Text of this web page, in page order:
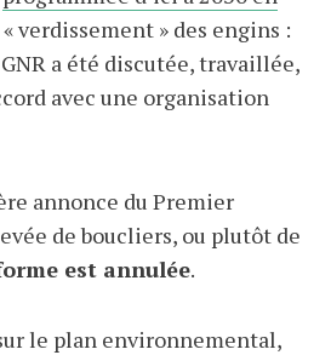
« verdissement » des engins :
a été discutée, travaillée,
avec une organisation
annonce du Premier
de boucliers, ou plutôt de
est annulée.
le plan environnemental,